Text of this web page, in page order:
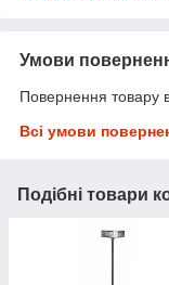
Умови
Повернення товару
Всі умови
Подібні товари